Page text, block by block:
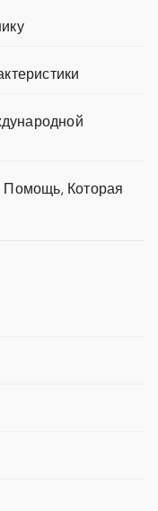
Помощь, Которая